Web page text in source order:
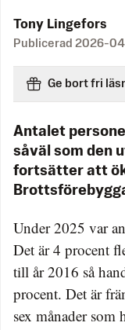
Tony Lingefors
Publicerad 2026-
Ge bort fri
Antalet
såväl som den
fortsätter att
Under 2025 var
Det är 4 procent
till år 2016 så
procent. Det är
sex månader som